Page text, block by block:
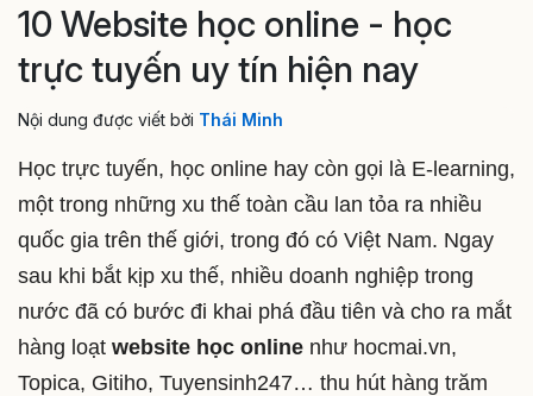
10 Website học online - học
trực tuyến uy tín hiện nay
Nội dung được viết bởi Thái Minh
Học trực tuyến, học online hay còn gọi là E-learning,
một trong những xu thế toàn cầu lan tỏa ra nhiều
quốc gia trên thế giới, trong đó có Việt Nam. Ngay
sau khi bắt kịp xu thế, nhiều doanh nghiệp trong
nước đã có bước đi khai phá đầu tiên và cho ra mắt
hàng loạt website học online như hocmai.vn,
Topica, Gitiho, Tuyensinh247… thu hút hàng trăm